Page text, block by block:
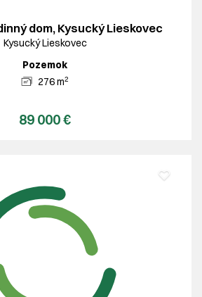
dom, Kysucký Lieskovec
Kysucký Lieskovec
Pozemok
276 m2
89 000 €